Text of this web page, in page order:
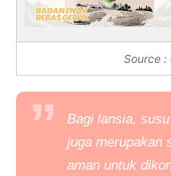
Source :
Bagi lansia,
juga merupakan
aman untuk